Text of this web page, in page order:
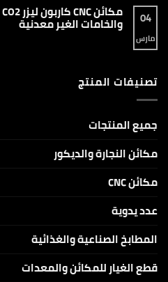
ليزر
ماركنج
ماركة
دليل
شامل
لماكينات
DIY
KIT
و20W
04
مارس
والخامات الغير معدنية
CNC
كاربون
والكتابة
على
الغير
معدنية
تصنيفات المنتج
جميع المنتجات
مكائن النجارة والديكور
مكائن CNC
عدد يدوية
المطابخ الصناعية والغذائية
قطع الغيار للمكائن والمعدات